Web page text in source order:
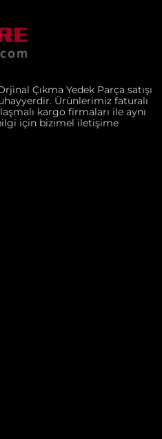
Çıkma Yedek Parça satışı
Ürünlerimiz faturalı
kargo firmaları ile aynı
için bizimel iletişime